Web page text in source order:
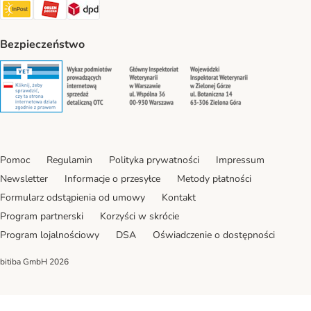
InPost Shipping Method
ORLEN Paczka. Shipping Method
DPD Shipping Method
Bezpieczeństwo
Security Security Security
Pomoc Regulamin Polityka prywatności
Impressum
Newsletter
Informacje o przesyłce
Metody płatności
Formularz odstąpienia od umowy
Kontakt
Program partnerski
Korzyści w skrócie
Program lojalnościowy
DSA Oświadczenie o dostępności
bitiba GmbH 2026